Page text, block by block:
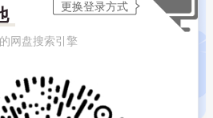
网盘搜索引擎